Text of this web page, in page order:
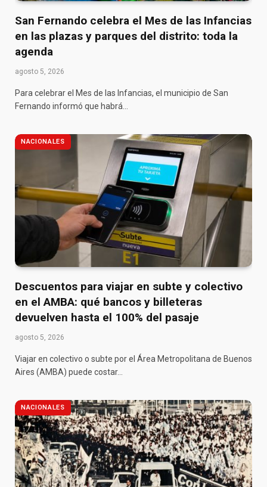
San Fernando celebra el Mes de las Infancias
en las plazas y parques del distrito: toda la
agenda
agosto 5, 2026
Para celebrar el Mes de las Infancias, el municipio de San
Fernando informó que habrá…
NACIONALES
Descuentos para viajar en subte y colectivo
en el AMBA: qué bancos y billeteras
devuelven hasta el 100% del pasaje
agosto 5, 2026
Viajar en colectivo o subte por el Área Metropolitana de Buenos
Aires (AMBA) puede costar…
NACIONALES